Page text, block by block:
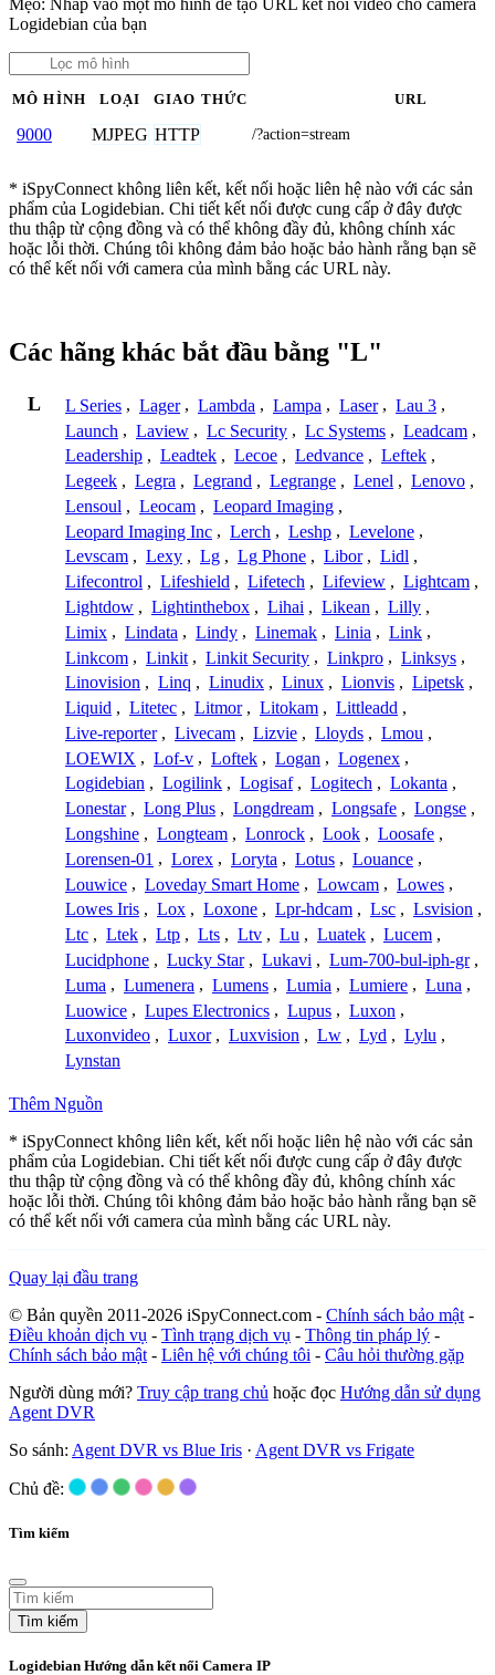
Logidebian của bạn
MÔ HÌNH LOẠI GIAO THỨC URL
9000 MJPEG HTTP /?action=stream
* iSpyConnect không liên kết, kết nối hoặc liên hệ nào với các sản
phẩm của Logidebian. Chi tiết kết nối được cung cấp ở đây được
thu thập từ cộng đồng và có thể không đầy đủ, không chính xác
hoặc lỗi thời. Chúng tôi không đảm bảo hoặc bảo hành rằng bạn sẽ
có thể kết nối với camera của mình bằng các URL này.
Các hãng khác bắt đầu bằng "L"
L L Series , Lager , Lambda , Lampa , Laser , Lau 3 ,
Launch , Laview , Lc Security , Lc Systems , Leadcam ,
Leadership , Leadtek , Lecoe , Ledvance , Leftek ,
Legeek , Legra , Legrand , Legrange , Lenel , Lenovo ,
Lensoul , Leocam , Leopard Imaging ,
Leopard Imaging Inc , Lerch , Leshp , Levelone ,
Levscam , Lexy , Lg , Lg Phone , Libor , Lidl ,
Lifecontrol , Lifeshield , Lifetech , Lifeview , Lightcam ,
Lightdow , Lightinthebox , Lihai , Likean , Lilly ,
Limix , Lindata , Lindy , Linemak , Linia , Link ,
Linkcom , Linkit , Linkit Security , Linkpro , Linksys ,
Linovision , Linq , Linudix , Linux , Lionvis , Lipetsk ,
Liquid , Litetec , Litmor , Litokam , Littleadd ,
Live-reporter , Livecam , Lizvie , Lloyds , Lmou ,
LOEWIX , Lof-v , Loftek , Logan , Logenex ,
Logidebian , Logilink , Logisaf , Logitech , Lokanta ,
Lonestar , Long Plus , Longdream , Longsafe , Longse ,
Longshine , Longteam , Lonrock , Look , Loosafe ,
Lorensen-01 , Lorex , Loryta , Lotus , Louance ,
Louwice , Loveday Smart Home , Lowcam , Lowes ,
Lowes Iris , Lox , Loxone , Lpr-hdcam , Lsc , Lsvision ,
Ltc , Ltek , Ltp , Lts , Ltv , Lu , Luatek , Lucem ,
Lucidphone , Lucky Star , Lukavi , Lum-700-bul-iph-gr ,
Luma , Lumenera , Lumens , Lumia , Lumiere , Luna ,
Luowice , Lupes Electronics , Lupus , Luxon ,
Luxonvideo , Luxor , Luxvision , Lw , Lyd , Lylu ,
Lynstan
Thêm Nguồn
* iSpyConnect không liên kết, kết nối hoặc liên hệ nào với các sản
phẩm của Logidebian. Chi tiết kết nối được cung cấp ở đây được
thu thập từ cộng đồng và có thể không đầy đủ, không chính xác
hoặc lỗi thời. Chúng tôi không đảm bảo hoặc bảo hành rằng bạn sẽ
có thể kết nối với camera của mình bằng các URL này.
Quay lại đầu trang
© Bản quyền 2011-2026 iSpyConnect.com - Chính sách bảo mật -
Điều khoản dịch vụ - Tình trạng dịch vụ - Thông tin pháp lý -
Chính sách bảo mật - Liên hệ với chúng tôi - Câu hỏi thường gặp
Người dùng mới? Truy cập trang chủ hoặc đọc Hướng dẫn sử dụng
Agent DVR
So sánh: Agent DVR vs Blue Iris · Agent DVR vs Frigate
Chủ đề:
Tìm kiếm
Tìm kiếm
Logidebian Hướng dẫn kết nối Camera IP